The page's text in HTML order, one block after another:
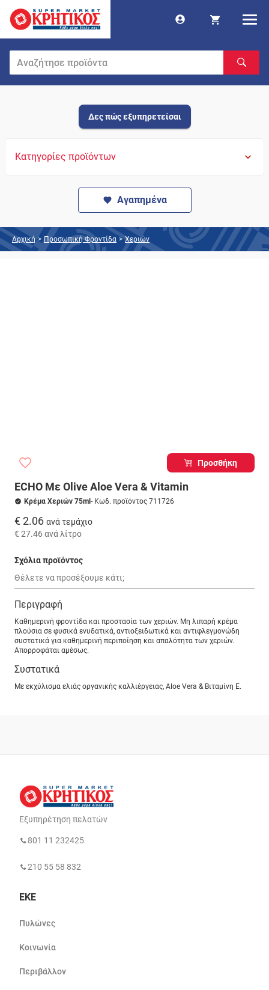
Δες πώς εξυπηρετείσαι
Κατηγορίες προϊόντων
Αγαπημένα
Αρχική > Προσωπική Φροντίδα > Χεριών
Προσθήκη
ECHO Με Olive Aloe Vera & Vitamin
Κρέμα Χεριών 75ml - Κωδ. προϊόντος 711726
€ 2.06 ανά τεμάχιο
€ 27.46 ανά λίτρο
Σχόλια προϊόντος
Περιγραφή
Καθημερινή φροντίδα και προστασία των χεριών. Μη λιπαρή κρέμα
πλούσια σε φυσικά ενυδατικά, αντιοξειδωτικά και αντιφλεγμονώδη
συστατικά για καθημερινή περιποίηση και απαλότητα των χεριών.
Απορροφάται αμέσως.
Συστατικά
Με εκχύλισμα ελιάς οργανικής καλλιέργειας, Aloe Vera & Βιταμίνη Ε.
Εξυπηρέτηση πελατών
801 11 232425
210 55 58 832
ΕΚΕ
Πυλώνες
Κοινωνία
Περιβάλλον